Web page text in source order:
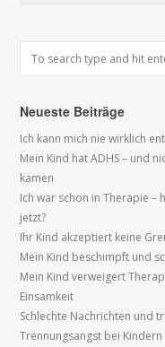
Neueste Beiträge
Ich kann mich nie wirklich
Mein Kind hat ADHS – und
kamen
Ich war schon in Therapie –
jetzt?
Ihr Kind akzeptiert keine
Mein Kind beschimpft und
Mein Kind verweigert
Einsamkeit
Schlechte Nachrichten und
Trennungsangst bei